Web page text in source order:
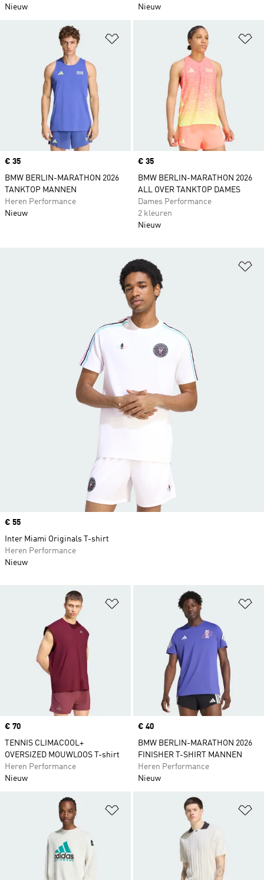
Nieuw
Nieuw
Op verlanglijst zetten
Price
€ 35
BMW BERLIN-MARATHON 2026
TANKTOP MANNEN
Heren Performance
Nieuw
Price
€ 35
BMW BERLIN-MARATHON 2026
ALL OVER TANKTOP DAMES
Dames Performance
2 kleuren
Nieuw
Op verlanglijst zetten
Price
€ 70
TENNIS CLIMACOOL+
OVERSIZED MOUWLOOS T-shirt
Heren Performance
Nieuw
Price
€ 40
BMW BERLIN-MARATHON 2026
FINISHER T-SHIRT MANNEN
Heren Performance
Nieuw
Op verlanglijst zetten
Price
€ 55
Inter Miami Originals T-shirt
Heren Performance
Nieuw